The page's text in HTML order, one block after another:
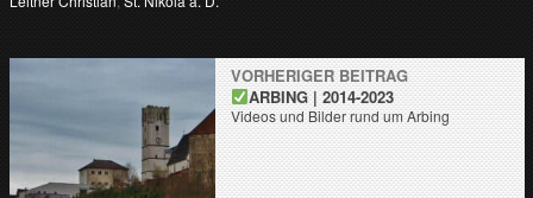
VORHERIGER BEITRAG
ARBING | 2014-2023
Videos und Bilder rund um Arbing